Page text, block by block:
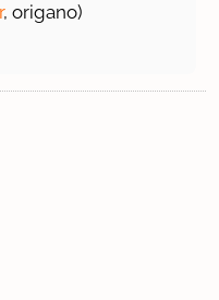
, origano)